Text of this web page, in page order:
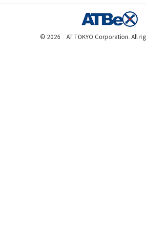
© 2026 AT TOKYO Corporation. All